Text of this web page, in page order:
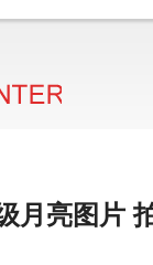
月亮图片